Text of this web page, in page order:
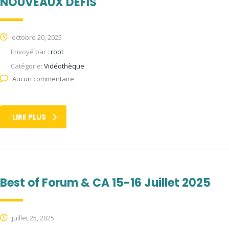
octobre 20, 2025
Envoyé par : root
Catégorie: Vidéothèque
Aucun commentaire
LIRE PLUS
Best of Forum & CA 15-16 Juillet 2025
juillet 25, 2025